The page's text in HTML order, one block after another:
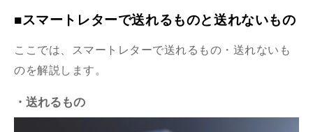
■スマートレターで送れるものと送れないもの
ここでは、スマートレターで送れるもの・送れないも
のを解説します。
・送れるもの